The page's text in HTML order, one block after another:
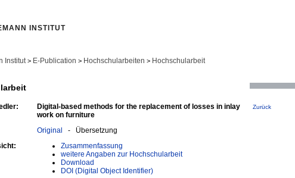
INSTITUT
Institut > E-Publication > Hochschularbeiten > Hochschularbeit
Digital-based methods for the replacement of losses in inlay
work on furniture
Zurück
Original - Übersetzung
Zusammenfassung
weitere Angaben zur Hochschularbeit
Download
DOI (Digital Object Identifier)